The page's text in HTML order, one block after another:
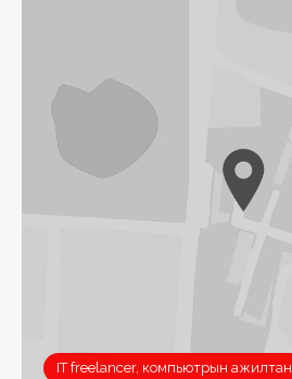
IT freelancer, компьютрын ажилтан